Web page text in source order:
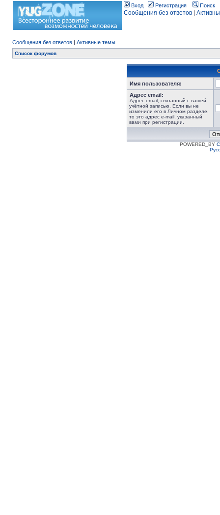
Вход Регистрация Поиск
Сообщения без ответов
Сообщения без ответов | Активные темы
Список форумов
Имя пользователя:
Адрес email:
Адрес email, связанный с вашей
учётной записью. Если вы не
изменили его в Личном разделе,
то это адрес e-mail, указанный
вами при регистрации.
POWERED_BY